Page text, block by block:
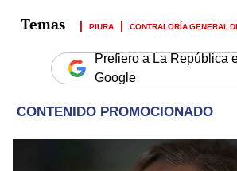
PIURA CONTRALORÍA GENERAL
Prefiero a La República
Google